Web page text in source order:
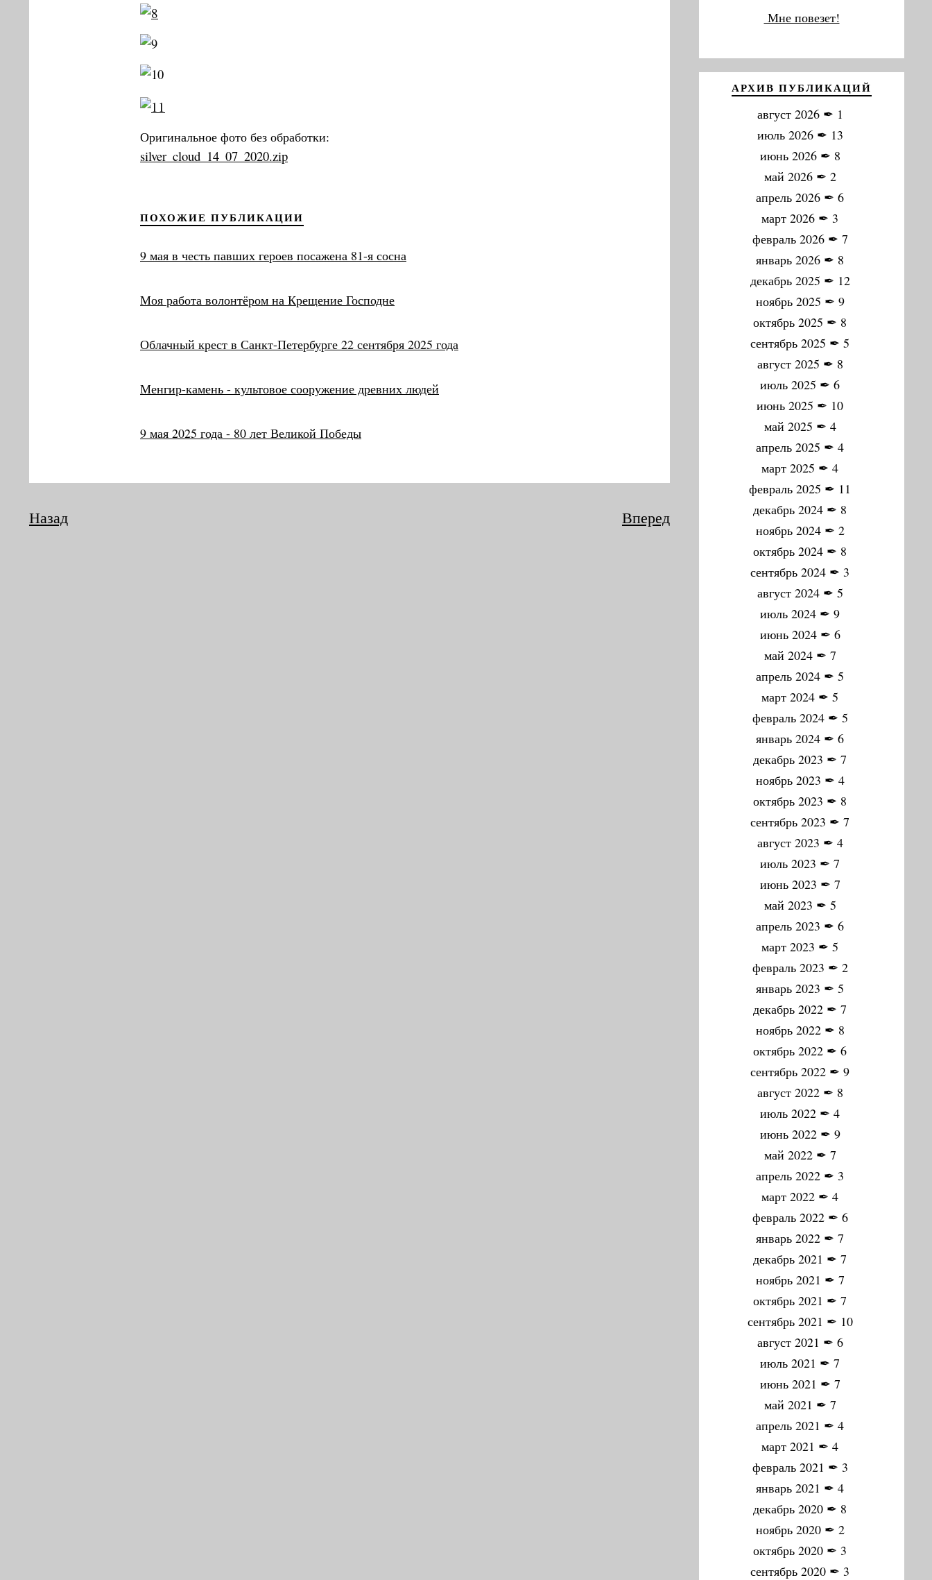
Оригинальное фото без обработки:
silver_cloud_14_07_2020.zip
ПОХОЖИЕ ПУБЛИКАЦИИ
9 мая в честь павших героев посажена 81-я сосна
Моя работа волонтёром на Крещение Господне
Облачный крест в Санкт-Петербурге 22 сентября 2025 года
Менгир-камень - культовое сооружение древних людей
9 мая 2025 года - 80 лет Великой Победы
Назад Вперед
Мне повезет!
АРХИВ ПУБЛИКАЦИЙ
август 2026✒ 1
июль 2026✒ 13
июнь 2026✒ 8
май 2026✒ 2
апрель 2026 ✒ 6
март 2026 ✒ 3
февраль 2026✒ 7
январь 2026 ✒ 8
декабрь 2025 ✒ 12
ноябрь 2025 ✒ 9
октябрь 2025 ✒ 8
сентябрь 2025 ✒ 5
август 2025 ✒ 8
июль 2025 ✒ 6
июнь 2025 ✒ 10
май 2025 ✒ 4
апрель 2025 ✒ 4
март 2025 ✒ 4
февраль 2025 ✒ 11
декабрь 2024 ✒ 8
ноябрь 2024✒ 2
октябрь 2024 ✒ 8
сентябрь 2024 ✒ 3
август 2024✒ 5
июль 2024 ✒ 9
июнь 2024✒ 6
май 2024✒ 7
апрель 2024 ✒ 5
март 2024 ✒ 5
февраль 2024✒ 5
январь 2024 ✒ 6
декабрь 2023 ✒ 7
ноябрь 2023 ✒ 4
октябрь 2023 ✒ 8
сентябрь 2023 ✒ 7
август 2023 ✒ 4
июль 2023 ✒ 7
июнь 2023 ✒ 7
май 2023 ✒ 5
апрель 2023 ✒ 6
март 2023 ✒ 5
февраль 2023 ✒ 2
январь 2023 ✒ 5
декабрь 2022 ✒ 7
ноябрь 2022✒ 8
октябрь 2022 ✒ 6
сентябрь 2022 ✒ 9
август 2022✒ 8
июль 2022 ✒ 4
июнь 2022✒ 9
май 2022✒ 7
апрель 2022 ✒ 3
март 2022 ✒ 4
февраль 2022✒ 6
январь 2022 ✒ 7
декабрь 2021 ✒ 7
ноябрь 2021 ✒ 7
октябрь 2021 ✒ 7
сентябрь 2021 ✒ 10
август 2021 ✒ 6
июль 2021 ✒ 7
июнь 2021 ✒ 7
май 2021 ✒ 7
апрель 2021 ✒ 4
март 2021 ✒ 4
февраль 2021 ✒ 3
январь 2021 ✒ 4
декабрь 2020 ✒ 8
ноябрь 2020✒ 2
октябрь 2020 ✒ 3
сентябрь 2020 ✒ 3